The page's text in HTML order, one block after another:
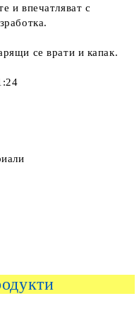
и впечатляват с
се врати и капак.